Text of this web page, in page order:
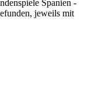
Spanien -
jeweils mit